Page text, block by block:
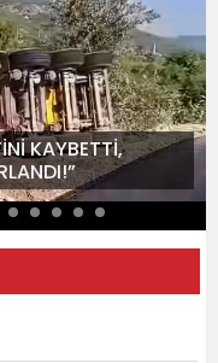
KAYBETTİ,